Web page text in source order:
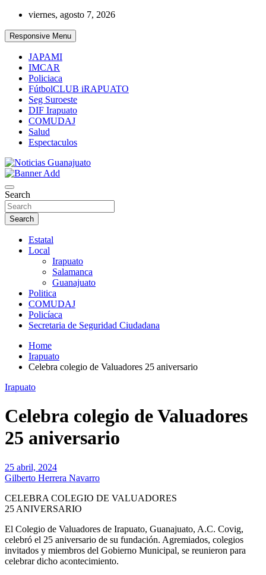
Skip
content
viernes, agosto 7, 2026
Responsive Menu
JAPAMI
IMCAR
Policiaca
FútbolCLUB iRAPUATO
Seg Suroeste
DIF Irapuato
COMUDAJ
Salud
Espectaculos
Noticias Guanajuato
Search
Search
Estatal
Local
Irapuato
Salamanca
Guanajuato
Politica
COMUDAJ
Policíaca
Secretaria de Seguridad Ciudadana
Home
Irapuato
Celebra colegio de Valuadores 25 aniversario
Irapuato
Celebra colegio de Valuadores
25 aniversario
25 abril, 2024
Gilberto Herrera Navarro
CELEBRA COLEGIO DE VALUADORES
25 ANIVERSARIO
El Colegio de Valuadores de Irapuato, Guanajuato, A.C. Covig,
celebró el 25 aniversario de su fundación. Agremiados, colegios
invitados y miembros del Gobierno Municipal, se reunieron para
celebrar dicho acontecimiento.